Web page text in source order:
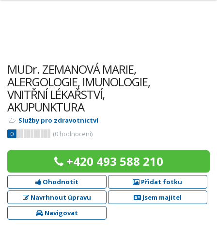
MUDr. ZEMANOVÁ MARIE,
ALERGOLOGIE, IMUNOLOGIE,
VNITŘNÍ LÉKAŘSTVÍ,
AKUPUNKTURA
Služby pro zdravotnictví
0
(0 hodnocení)
+420 493 588 210
Ohodnotit
Přidat fotku
Navrhnout úpravu
Jsem majitel
Navigovat